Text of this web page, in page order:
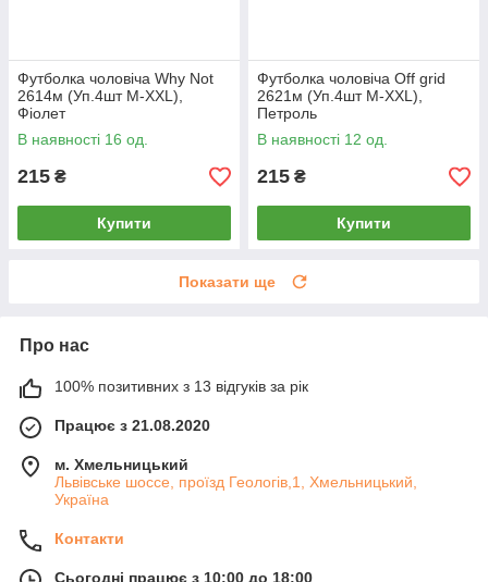
Футболка чоловіча Why Not
2614м (Уп.4шт M-XXL),
Фіолет
В наявності 16 од.
215 ₴
Купити
Футболка чоловіча Off grid
2621м (Уп.4шт M-XXL),
Петроль
В наявності 12 од.
215 ₴
Купити
Показати ще
Про нас
100% позитивних з 13 відгуків за рік
Працює з 21.08.2020
м. Хмельницький
Львівське шоссе, проїзд Геологів,1, Хмельницький,
Україна
Контакти
Сьогодні працює з 10:00 до 18:00